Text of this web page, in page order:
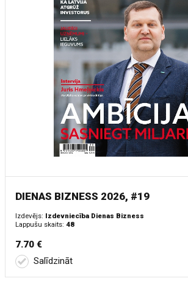
DIENAS BIZNESS 2026, #19
Izdevējs: Izdevniecība Dienas Bizness
Lappušu skaits: 48
7.70 €
Salīdzināt